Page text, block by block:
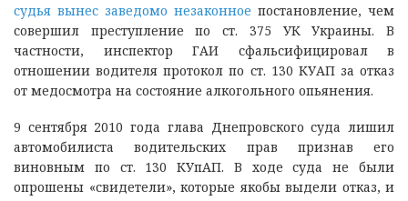
судья вынес заведомо незаконное постановление, чем
совершил преступление по ст. 375 УК Украины. В
частности, инспектор ГАИ сфальсифицировал в
отношении водителя протокол по ст. 130 КУАП за отказ
от медосмотра на состояние алкогольного опьянения.
9 сентября 2010 года глава Днепровского суда лишил
автомобилиста водительских прав признав его
виновным по ст. 130 КУпАП. В ходе суда не были
опрошены «свидетели», которые якобы выдели отказ, и